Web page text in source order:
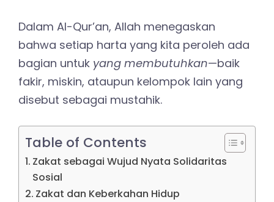
Dalam Al-Qur’an, Allah menegaskan
bahwa setiap harta yang kita peroleh ada
bagian untuk yang membutuhkan—baik
fakir, miskin, ataupun kelompok lain yang
disebut sebagai mustahik.
Table of Contents
Zakat sebagai Wujud Nyata Solidaritas
Sosial
Zakat dan Keberkahan Hidup